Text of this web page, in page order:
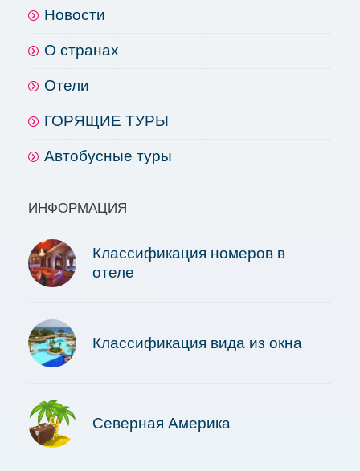
Новости
О странах
Отели
ГОРЯЩИЕ ТУРЫ
Автобусные туры
ИНФОРМАЦИЯ
Классификация номеров в
отеле
Классификация вида из окна
Северная Америка